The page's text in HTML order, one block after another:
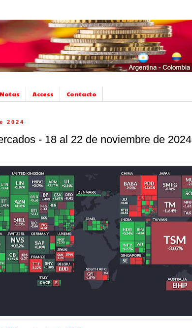
Notas Access Contacto
2024
- 18 al 22 de noviembre de 2024